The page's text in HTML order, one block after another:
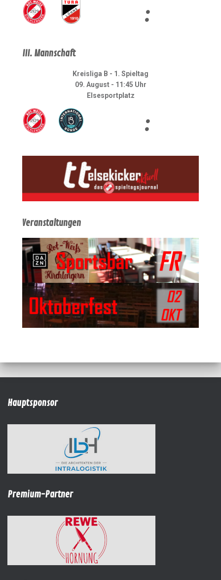
:
III. Mannschaft
Kreisliga B - 1. Spieltag
09. August - 11:45 Uhr
Elsesportplatz
:
Veranstaltungen
Hauptsponsor
Premium-Partner